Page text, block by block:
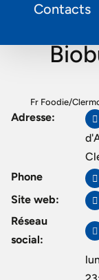
Contacts
Fr Foodie/
Adresse:
Phone
Site web:
Réseau
social: